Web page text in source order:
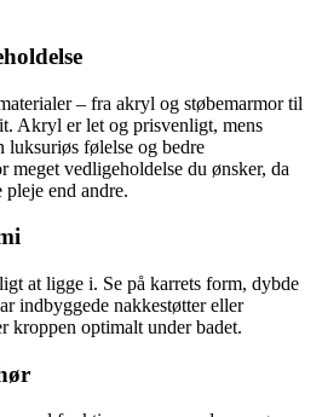
– fra akryl og støbemarmor til
Akryl er let og prisvenligt, mens
luksuriøs følelse og bedre
vedligeholdelse du ønsker, da
end andre.
at ligge i. Se på karrets form, dybde
indbyggede nakkestøtter eller
kroppen optimalt under badet.